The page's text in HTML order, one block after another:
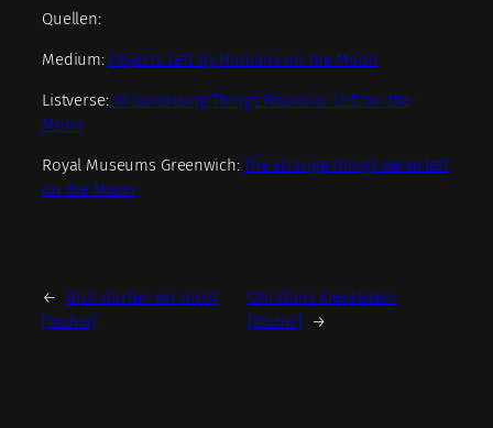
Quellen:
Medium: Objects Left by Humans on the Moon
Listverse: 10 Surprising Things Found or Left on the
Moon
Royal Museums Greenwich:The strange things we’ve left
on the Moon
←
Brot dürfen wir nicht
[Archiv]
Obi Wans Kieselstein
[Archiv]
→